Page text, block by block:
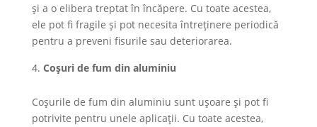
și a o elibera treptat în încăpere. Cu toate acestea,
ele pot fi fragile și pot necesita întreținere periodică
pentru a preveni fisurile sau deteriorarea.
Coșuri de fum din aluminiu
Coșurile de fum din aluminiu sunt ușoare și pot fi
potrivite pentru unele aplicații. Cu toate acestea,